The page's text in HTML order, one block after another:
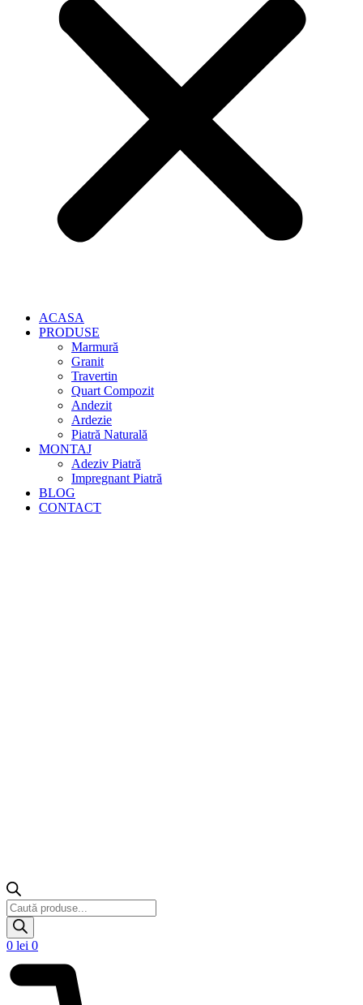
ACASA
PRODUSE
Marmură
Granit
Travertin
Quart Compozit
Andezit
Ardezie
Piatră Naturală
MONTAJ
Adeziv Piatră
Impregnant Piatră
BLOG
CONTACT
Products
search
0 lei 0